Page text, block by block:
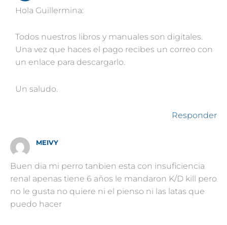
Hola Guillermina:
Todos nuestros libros y manuales son digitales.
Una vez que haces el pago recibes un correo con
un enlace para descargarlo.
Un saludo.
Responder
MEIVY
Buen dia mi perro tanbien esta con insuficiencia
renal apenas tiene 6 años le mandaron K/D kill pero
no le gusta no quiere ni el pienso ni las latas que
puedo hacer